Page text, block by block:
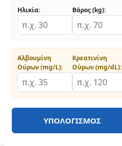
Ηλικία: Βάρος (kg):
Αλβουμίνη
Ούρων (mg/L):
Κρεατινίνη
Ούρων (mg/dL):
ΥΠΟΛΟΓΙΣΜΌΣ